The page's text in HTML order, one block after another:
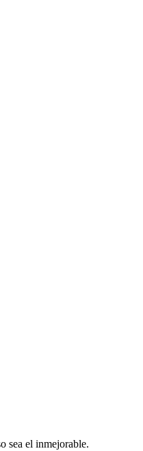
sea el inmejorable.